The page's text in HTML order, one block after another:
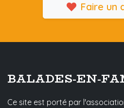
Faire un
BALADES-EN-
Ce site est porté par